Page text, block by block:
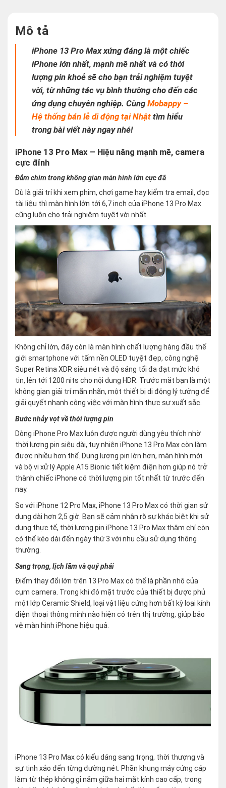
Mô tả
iPhone 13 Pro Max xứng đáng là một chiếc
iPhone lớn nhất, mạnh mẽ nhất và có thời
lượng pin khoẻ sẽ cho bạn trải nghiệm tuyệt
vời, từ những tác vụ bình thường cho đến các
ứng dụng chuyên nghiệp. CùngMobappy –
Hệ thống bán lẻ di động tại Nhật tìm hiểu
trong bài viết này ngay nhé!
iPhone 13 Pro Max – Hiệu năng mạnh mẽ, camera
cực đỉnh
Đắm chìm trong không gian màn hình lớn cực đã
Dù là giải trí khi xem phim, chơi game hay kiểm tra email, đọc
tài liệu thì màn hình lớn tới 6,7 inch của iPhone 13 Pro Max
cũng luôn cho trải nghiệm tuyệt vời nhất.
Không chỉ lớn, đây còn là màn hình chất lượng hàng đầu thế
giới smartphone với tấm nền OLED tuyệt đẹp, công nghệ
Super Retina XDR siêu nét và độ sáng tối đa đạt mức khó
tin, lên tới 1200 nits cho nội dung HDR. Trước mắt bạn là một
không gian giải trí mãn nhãn, một thiết bị di động lý tưởng để
giải quyết nhanh công việc với màn hình thực sự xuất sắc.
Bước nhảy vọt về thời lượng pin
Dòng iPhone Pro Max luôn được người dùng yêu thích nhờ
thời lượng pin siêu dài, tuy nhiên iPhone 13 Pro Max còn làm
được nhiều hơn thế. Dung lượng pin lớn hơn, màn hình mới
và bộ vi xử lý Apple A15 Bionic tiết kiệm điện hơn giúp nó trở
thành chiếc iPhone có thời lượng pin tốt nhất từ trước đến
nay.
So với iPhone 12 Pro Max, iPhone 13 Pro Max có thời gian sử
dụng dài hơn 2,5 giờ. Bạn sẽ cảm nhận rõ sự khác biệt khi sử
dụng thực tế, thời lượng pin iPhone 13 Pro Max thậm chí còn
có thể kéo dài đến ngày thứ 3 với nhu cầu sử dụng thông
thường.
Sang trọng, lịch lãm và quý phái
Điểm thay đổi lớn trên 13 Pro Max có thể là phần nhô của
cụm camera. Trong khi đó mặt trước của thiết bị được phủ
một lớp Ceramic Shield, loại vật liệu cứng hơn bất kỳ loại kính
điện thoại thông minh nào hiện có trên thị trường, giúp bảo
vệ màn hình iPhone hiệu quả.
iPhone 13 Pro Max có kiểu dáng sang trọng, thời thượng và
sự tinh xảo đến từng đường nét. Phần khung máy cứng cáp
làm từ thép không gỉ nằm giữa hai mặt kính cao cấp, trong